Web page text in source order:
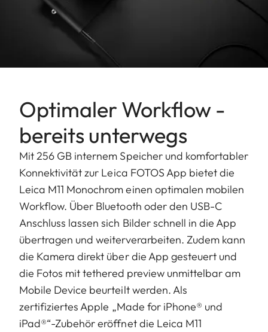
Optimaler Workflow -
bereits unterwegs
Mit 256 GB internem Speicher und komfortabler
Konnektivität zur Leica FOTOS App bietet die
Leica M11 Monochrom einen optimalen mobilen
Workflow. Über Bluetooth oder den USB-C
Anschluss lassen sich Bilder schnell in die App
übertragen und weiterverarbeiten. Zudem kann
die Kamera direkt über die App gesteuert und
die Fotos mit tethered preview unmittelbar am
Mobile Device beurteilt werden. Als
zertifiziertes Apple „Made for iPhone® und
iPad®“-Zubehör eröffnet die Leica M11